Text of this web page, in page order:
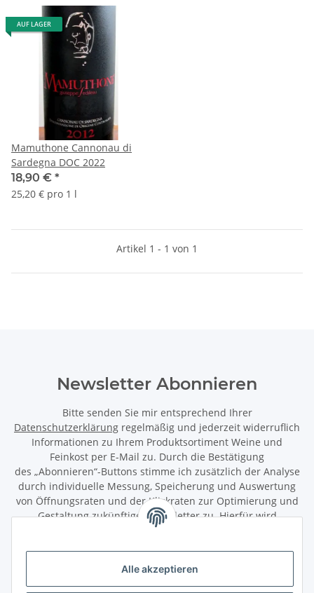
Alle akzeptieren
AUF LAGER
Mamuthone Cannonau di
Sardegna DOC 2022
18,90 € *
25,20 € pro 1 l
Artikel 1 - 1 von 1
Newsletter Abonnieren
Bitte senden Sie mir entsprechend Ihrer
Datenschutzerklärung regelmäßig und jederzeit widerruflich
Informationen zu Ihrem Produktsortiment Weine und
Feinkost per E-Mail zu. Durch die Bestätigung
des „Abonnieren“-Buttons stimme ich zusätzlich der Analyse
durch individuelle Messung, Speicherung und Auswertung
von Öffnungsraten und der Klickraten zur Optimierung und
Gestaltung zukünftiger Newsletter zu. Hierfür wird
das Nutzungsverhalten in pseudonymisierter Form
Wirkung für die Zukunft über den Link in unserem Newsletter
abbestellen / widerrufen.